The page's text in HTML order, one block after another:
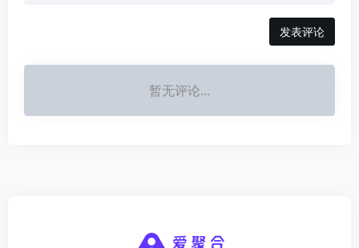
发表评论
暂无评论...